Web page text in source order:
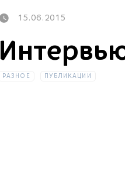
15.06.2015
РАЗНОЕ ПУБЛИКАЦИИ